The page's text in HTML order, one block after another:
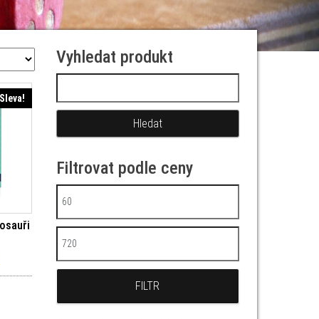
Sleva!
cena byla: 149 Kč.
Aktuální cena je: 134 Kč.
Vyhledat produkt
Filtrovat podle ceny
Minimální cena
Maximální cena
FILTR